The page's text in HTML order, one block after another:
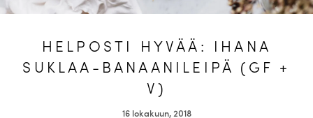
HELPOSTI HYVÄÄ: IHANA
SUKLAA-BANAANILEIPÄ (GF +
V)
16 lokakuun, 2018